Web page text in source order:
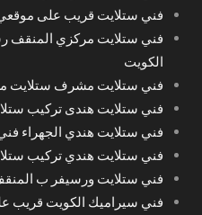
فني ستلايت قريب على
الكويت
فني ستلايت مشرف
فني ستلايت هندى تركيب
فني ستلايت هندي الجهراء
فني ستلايت هندي تركيب
فني ستلايت ورسيفر ب
فني سيراميك الكويت قريب